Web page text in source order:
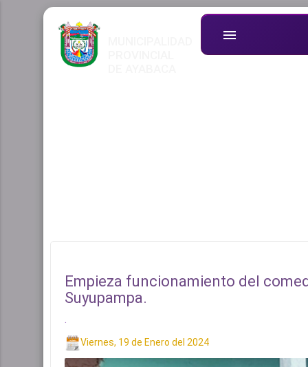
menu
Empieza funcionamiento del
Suyupampa.
.
Viernes, 19 de Enero del 2024